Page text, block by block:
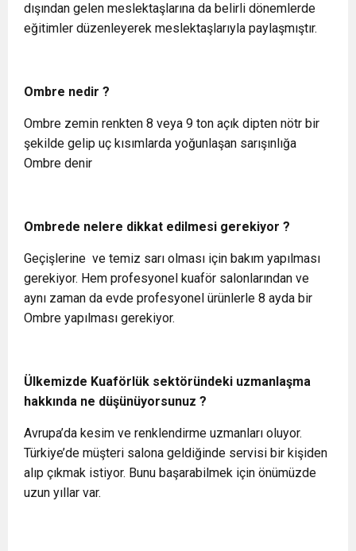
dışından gelen meslektaşlarına da belirli dönemlerde
eğitimler düzenleyerek meslektaşlarıyla paylaşmıştır.
Ombre nedir ?
Ombre zemin renkten 8 veya 9 ton açık dipten nötr bir
şekilde gelip uç kısımlarda yoğunlaşan sarışınlığa
Ombre denir
Ombrede nelere dikkat edilmesi gerekiyor ?
Geçişlerine ve temiz sarı olması için bakım yapılması
gerekiyor. Hem profesyonel kuaför salonlarından ve
aynı zaman da evde profesyonel ürünlerle 8 ayda bir
Ombre yapılması gerekiyor.
Ülkemizde Kuaförlük sektöründeki uzmanlaşma
hakkında ne düşünüyorsunuz ?
Avrupa’da kesim ve renklendirme uzmanları oluyor.
Türkiye’de müşteri salona geldiğinde servisi bir kişiden
alıp çıkmak istiyor. Bunu başarabilmek için önümüzde
uzun yıllar var.